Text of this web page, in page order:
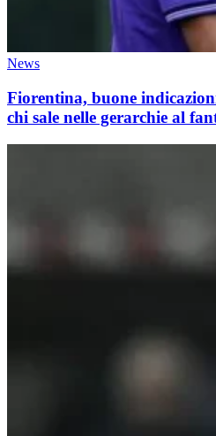
News
Fiorentina, buone
chi sale nelle gerarchie al